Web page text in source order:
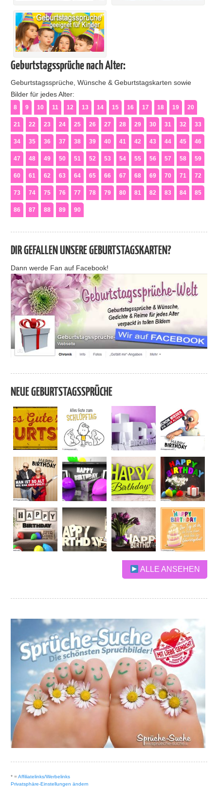
Geburtstagssprüche nach Alter:
Geburtstagssprüche, Wünsche & Geburtstagskarten sowie
Bilder für jedes Alter:
8 9 10 11 12 13 14 15 16 17 18 19 20
21 22 23 24 25 26 27 28 29 30 31 32 33
34 35 36 37 38 39 40 41 42 43 44 45 46
47 48 49 50 51 52 53 54 55 56 57 58 59
60 61 62 63 64 65 66 67 68 69 70 71 72
73 74 75 76 77 78 79 80 81 82 83 84 85
86 87 88 89 90
DIR GEFALLEN UNSERE GEBURTSTAGSKARTEN?
Dann werde Fan auf Facebook!
NEUE GEBURTSTAGSSPRÜCHE
ALLE ANSEHEN
* =Affiliatelinks/Werbelinks
Privatsphäre-Einstellungen ändern